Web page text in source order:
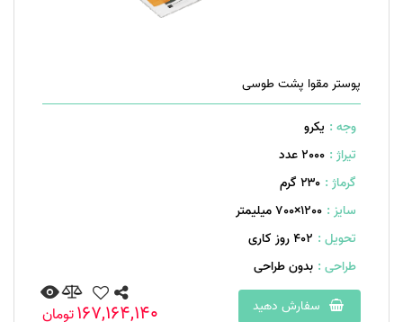
پوستر مقوا پشت طوسی
وجه : یکرو
تیراژ : 2000 عدد
گرماژ : ۲۳۰ گرم
سایز : 1200×700 میلیمتر
تحویل : 402 روز کاری
طراحی : بدون طراحی
سفارش دهید
167,164,140تومان